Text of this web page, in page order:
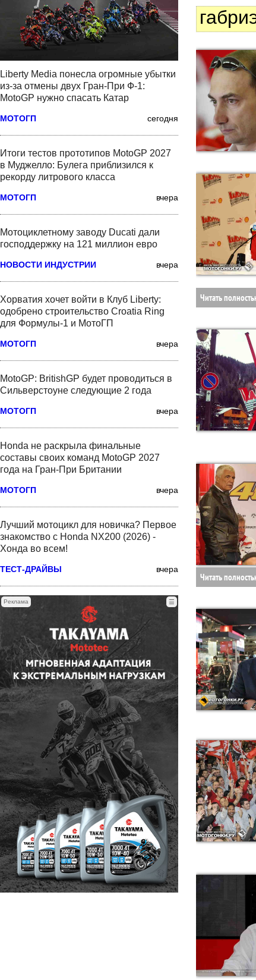
Liberty Media понесла огромные убытки
из-за отмены двух Гран-При Ф-1:
MotoGP нужно спасать Катар
МОТОГП сегодня
Итоги тестов прототипов MotoGP 2027
в Муджелло: Булега приблизился к
рекорду литрового класса
МОТОГП вчера
Мотоциклетному заводу Ducati дали
господдержку на 121 миллион евро
НОВОСТИ ИНДУСТРИИ вчера
Хорватия хочет войти в Клуб Liberty:
одобрено строительство Croatia Ring
для Формулы-1 и МотоГП
МОТОГП вчера
MotoGP: BritishGP будет проводиться в
Сильверстоуне следующие 2 года
МОТОГП вчера
Honda не раскрыла финальные
составы своих команд MotoGP 2027
года на Гран-При Британии
МОТОГП вчера
Лучший мотоцикл для новичка? Первое
знакомство с Honda NX200 (2026) -
Хонда во всем!
ТЕСТ-ДРАЙВЫ вчера
Реклама ☰
Читать
Читать